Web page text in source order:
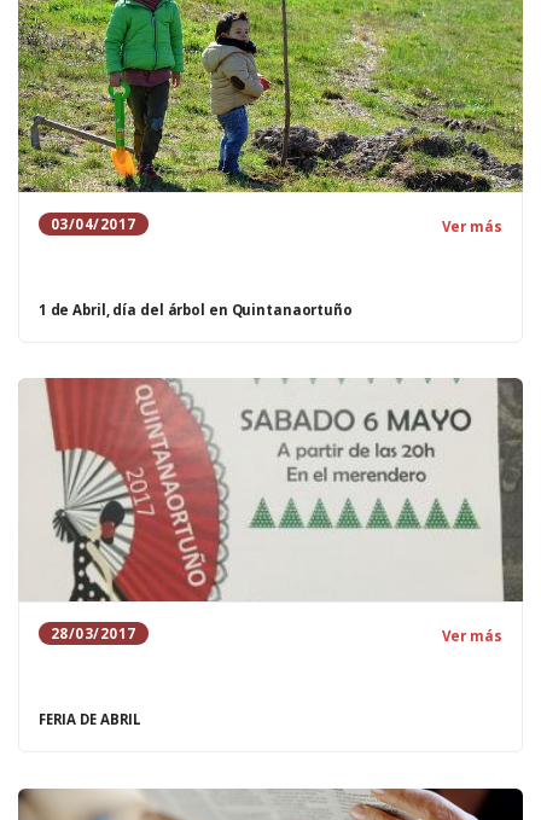
03/04/2017 Ver más
1 de Abril, día del árbol en Quintanaortuño
28/03/2017 Ver más
FERIA DE ABRIL